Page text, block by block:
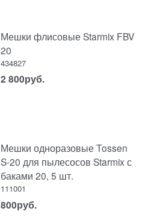
Мешки флисовые Starmix FBV
20
434827
2 800руб.
Мешки одноразовые Tossen
S-20 для пылесосов Starmix с
баками 20, 5 шт.
111001
800руб.